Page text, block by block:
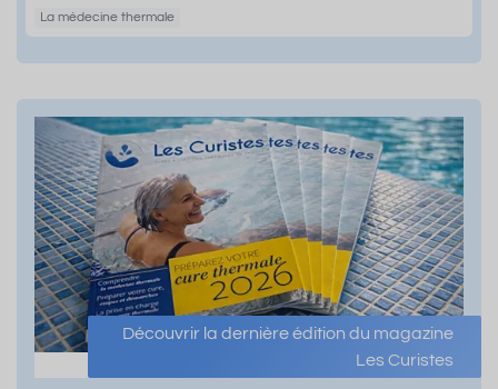
La médecine thermale
Découvrir la dernière édition du magazine
Les Curistes